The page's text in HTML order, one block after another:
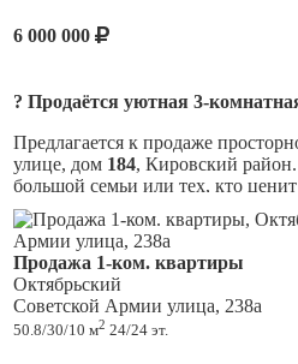
6 000 000
? Продаётся уютная 3-
Предлагается к продаже
улице, дом 184, Кировский
большой семьи или тех, кто
✅Основные преимущества:
? Просторная
потолков
(жилая —44,5 кв.м., кухня
✨️ Дом Ленинградского
Продажа 1-ком. квартиры
Октябрьский
Советской Армии улица, 238а
50.8/30/10 м2 24/24 эт.